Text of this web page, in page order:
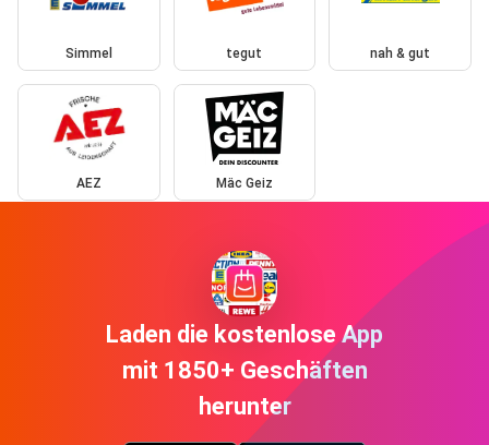
Simmel tegut nah & gut
AEZ Mäc Geiz
Laden die kostenlose App
mit 1850+ Geschäften
herunter